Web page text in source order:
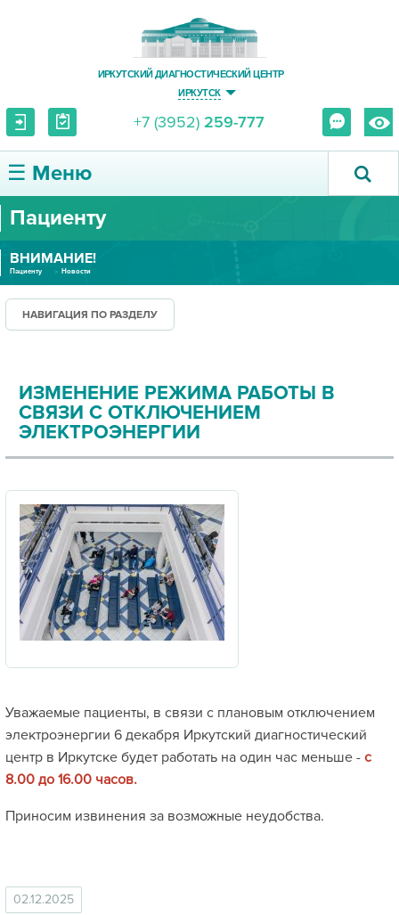
ИРКУТСКИЙ ДИАГНОСТИЧЕСКИЙ ЦЕНТР
ИРКУТСК
+7 (3952) 259-777
☰ Меню
О ЦЕНТРЕ
УСЛУГИ И ЦЕНЫ
ПАЦИЕНТУ
ПРАВОВАЯ ИНФОРМАЦИЯ
Пациенту
ВНИМАНИЕ!
Пациенту Новости
НАВИГАЦИЯ ПО РАЗДЕЛУ
ИЗМЕНЕНИЕ РЕЖИМА РАБОТЫ В
СВЯЗИ С ОТКЛЮЧЕНИЕМ
ЭЛЕКТРОЭНЕРГИИ
Уважаемые пациенты, в связи с плановым отключением
электроэнергии 6 декабря Иркутский диагностический
центр в Иркутске будет работать на один час меньше - с
8.00 до 16.00 часов.
Приносим извинения за возможные неудобства.
02.12.2025